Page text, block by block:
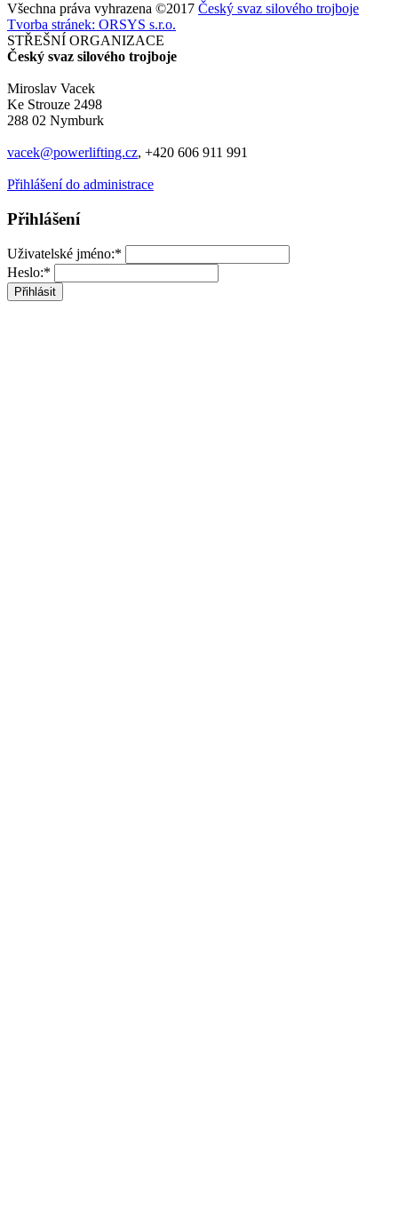
Všechna práva vyhrazena ©2017 Český svaz silového trojboje
Tvorba stránek: ORSYS s.r.o.
STŘEŠNÍ ORGANIZACE
Český svaz silového trojboje
Miroslav Vacek
Ke Strouze 2498
288 02 Nymburk
vacek@powerlifting.cz, +420 606 911 991
Přihlášení do administrace
Přihlášení
Uživatelské jméno:*
Heslo:*